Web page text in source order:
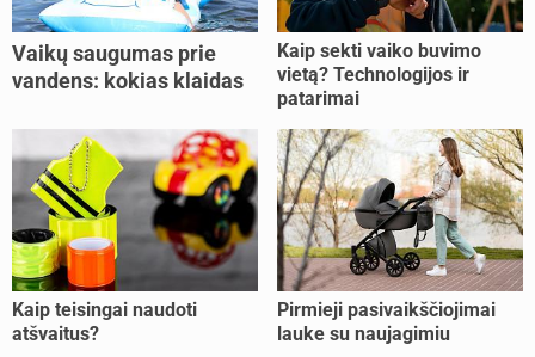
Vaikų saugumas prie
vandens: kokias klaidas
Kaip sekti vaiko buvimo
vietą? Technologijos ir
patarimai
Kaip teisingai naudoti
atšvaitus?
Pirmieji pasivaikščiojimai
lauke su naujagimiu